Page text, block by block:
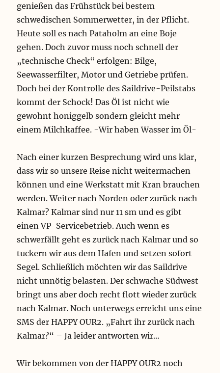
genießen das Frühstück bei bestem
schwedischen Sommerwetter, in der Pflicht.
Heute soll es nach Pataholm an eine Boje
gehen. Doch zuvor muss noch schnell der
„technische Check“ erfolgen: Bilge,
Seewasserfilter, Motor und Getriebe prüfen.
Doch bei der Kontrolle des Saildrive-Peilstabs
kommt der Schock! Das Öl ist nicht wie
gewohnt honiggelb sondern gleicht mehr
einem Milchkaffee. -Wir haben Wasser im Öl-
Nach einer kurzen Besprechung wird uns klar,
dass wir so unsere Reise nicht weitermachen
können und eine Werkstatt mit Kran brauchen
werden. Weiter nach Norden oder zurück nach
Kalmar? Kalmar sind nur 11 sm und es gibt
einen VP-Servicebetrieb. Auch wenn es
schwerfällt geht es zurück nach Kalmar und so
tuckern wir aus dem Hafen und setzen sofort
Segel. Schließlich möchten wir das Saildrive
nicht unnötig belasten. Der schwache Südwest
bringt uns aber doch recht flott wieder zurück
nach Kalmar. Noch unterwegs erreicht uns eine
SMS der HAPPY OUR2. „Fahrt ihr zurück nach
Kalmar?“ – Ja leider antworten wir…
Wir bekommen von der HAPPY OUR2 noch